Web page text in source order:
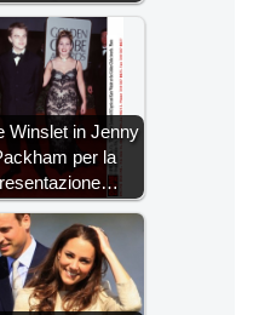
Winslet in Jenny
per la